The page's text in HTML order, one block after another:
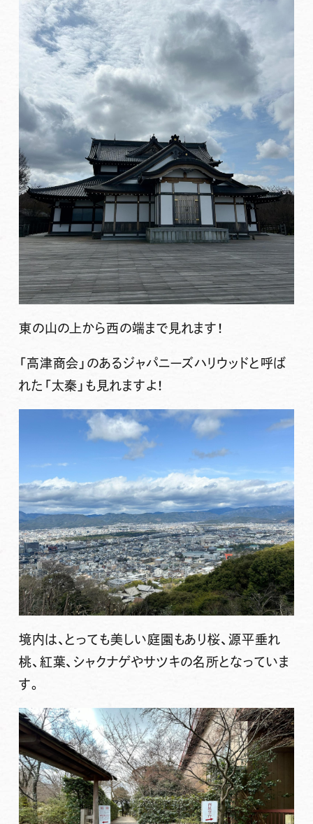
東の山の上から西の端まで見れます！
「高津商会」のあるジャパニーズハリウッドと呼ば
れた「太秦」も見れますよ！
境内は、とっても美しい庭園もあり桜、源平垂れ
桃、紅葉、シャクナゲやサツキの名所となっていま
す。